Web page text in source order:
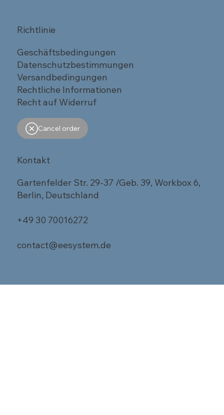
Richtlinie
Geschäftsbedingungen
Datenschutzbestimmungen
Versandbedingungen
Rechtliche Informationen
Recht auf Widerruf
Cancel order
Kontakt
Gartenfelder Str. 29-37 /Geb. 39, Workbox 6,
Berlin, Deutschland
+49 30 70016272
contact@eesystem.de